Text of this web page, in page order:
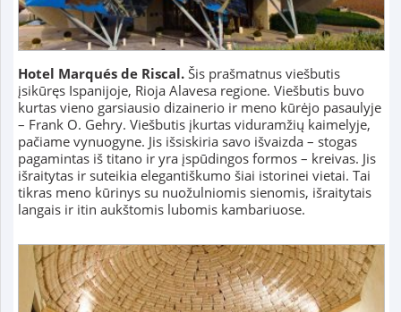
Hotel Marqués de Riscal.Šis prašmatnus viešbutis
įsikūręs Ispanijoje, Rioja Alavesa regione. Viešbutis buvo
kurtas vieno garsiausio dizainerio ir meno kūrėjo pasaulyje
– Frank O. Gehry. Viešbutis įkurtas viduramžių kaimelyje,
pačiame vynuogyne. Jis išsiskiria savo išvaizda – stogas
pagamintas iš titano ir yra įspūdingos formos – kreivas. Jis
išraitytas ir suteikia elegantiškumo šiai istorinei vietai. Tai
tikras meno kūrinys su nuožulniomis sienomis, išraitytais
langais ir itin aukštomis lubomis kambariuose.